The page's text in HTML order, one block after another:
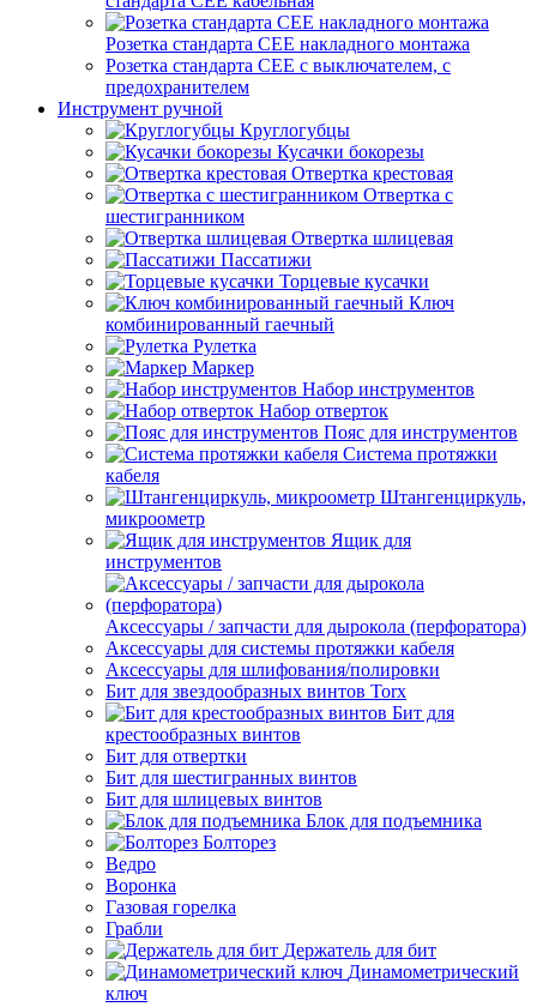
Розетка стандарта СЕЕ накладного монтажа
Розетка стандарта СЕЕ с выключателем, с
предохранителем
Инструмент ручной
Круглогубцы
Кусачки бокорезы
Отвертка крестовая
Отвертка с
шестигранником
Отвертка шлицевая
Пассатижи
Торцевые кусачки
Ключ
комбинированный гаечный
Рулетка
Маркер
Набор инструментов
Набор отверток
Пояс для инструментов
Система протяжки
кабеля
Штангенциркуль,
микроометр
Ящик для
инструментов
Аксессуары / запчасти для дырокола (перфоратора)
Аксессуары для системы протяжки кабеля
Аксессуары для шлифования/полировки
Бит для звездообразных винтов Torx
Бит для
крестообразных винтов
Бит для отвертки
Бит для шестигранных винтов
Бит для шлицевых винтов
Блок для подъемника
Болторез
Ведро
Воронка
Газовая горелка
Грабли
Держатель для бит
Динамометрический
ключ